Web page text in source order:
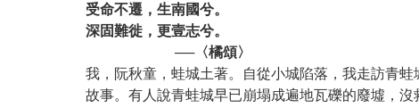
受命不遷，生南國兮。
深固難徙，更壹志兮。
──〈橘頌〉
我，阮秋童，蛙城土著。自從小城陷落，我走訪青
故事。有人說青蛙城早已崩塌成遍地瓦礫的廢墟，